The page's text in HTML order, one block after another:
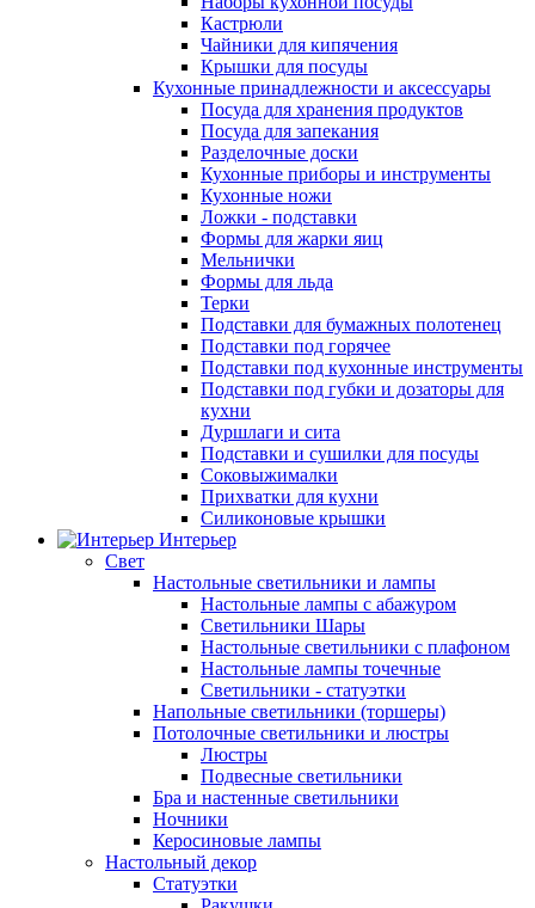
Кастрюли
Чайники для кипячения
Крышки для посуды
Кухонные принадлежности и аксессуары
Посуда для хранения продуктов
Посуда для запекания
Разделочные доски
Кухонные приборы и инструменты
Кухонные ножи
Ложки - подставки
Формы для жарки яиц
Мельнички
Формы для льда
Терки
Подставки для бумажных полотенец
Подставки под горячее
Подставки под кухонные инструменты
Подставки под губки и дозаторы для
кухни
Дуршлаги и сита
Подставки и сушилки для посуды
Соковыжималки
Прихватки для кухни
Силиконовые крышки
Интерьер
Свет
Настольные светильники и лампы
Настольные лампы с абажуром
Светильники Шары
Настольные светильники с плафоном
Настольные лампы точечные
Светильники - статуэтки
Напольные светильники (торшеры)
Потолочные светильники и люстры
Люстры
Подвесные светильники
Бра и настенные светильники
Ночники
Керосиновые лампы
Настольный декор
Статуэтки